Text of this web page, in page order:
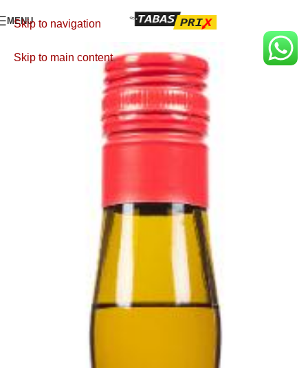
Skip to navigation
Skip to main content
MENU